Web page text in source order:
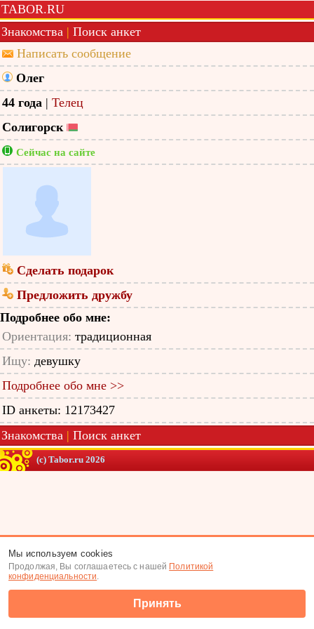
TABOR.RU
Знакомства | Поиск анкет
Написать сообщение
Олег
44 года | Телец
Солигорск
Сейчас на сайте
Сделать подарок
Предложить дружбу
Подробнее обо мне:
Ориентация: традиционная
Ищу: девушку
Подробнее обо мне >>
ID анкеты: 12173427
Знакомства | Поиск анкет
(c) Tabor.ru 2026
Мы используем cookies
Продолжая, Вы соглашаетесь с нашей Политикой
конфиденциальности.
Принять